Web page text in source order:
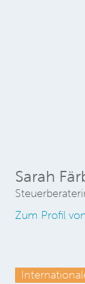
Sarah
Zum Profil